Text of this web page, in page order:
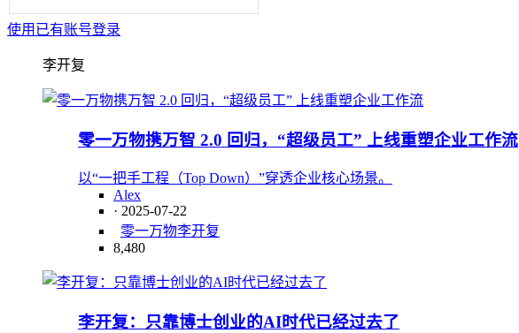
使用已有账号登录
李开复
零一万物携万智 2.0 回归，“超级员工” 上线重塑企业工作流
以“一把手工程（Top Down）”穿透企业核心场景。
Alex
· 2025-07-22
零一万物李开复
8,480
李开复：只靠博士创业的AI时代已经过去了